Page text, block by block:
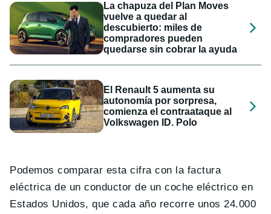
La chapuza del Plan Moves
vuelve a quedar al
descubierto: miles de
compradores pueden
quedarse sin cobrar la ayuda
El Renault 5 aumenta su
autonomía por sorpresa,
comienza el contraataque al
Volkswagen ID. Polo
Podemos comparar esta cifra con la factura
eléctrica de un conductor de un coche eléctrico en
Estados Unidos, que cada año recorre unos 24.000